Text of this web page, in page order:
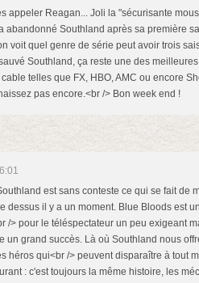
appeler Reagan... Joli la "sécurisante
abandonné Southland après sa première
voit quel genre de série peut avoir trois
Southland, ça reste une des
telles que FX, HBO, AMC ou encore
pas encore.<br /> Bon week end !
est sans conteste ce qui se fait de
dessus il y a un moment. Blue Bloods est
/> pour le téléspectateur un peu exigeant
un grand succès. Là où Southland nous
héros qui<br /> peuvent disparaître à tout
: c'est toujours la même histoire, les